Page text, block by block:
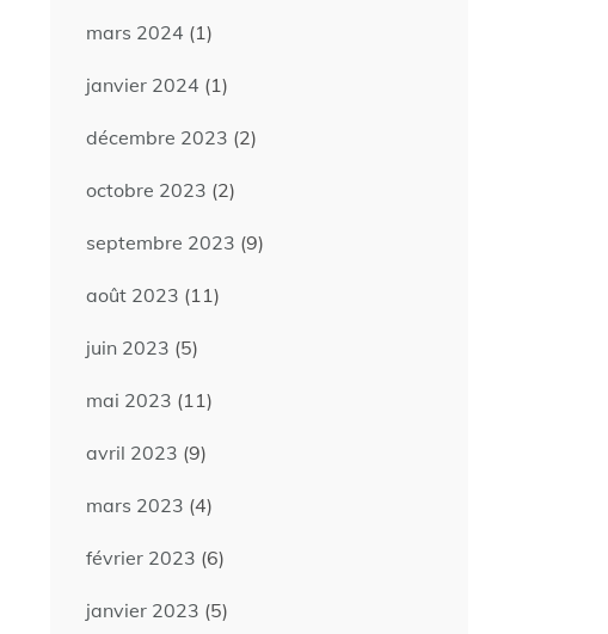
mars 2024 (1)
janvier 2024 (1)
décembre 2023 (2)
octobre 2023 (2)
septembre 2023 (9)
août 2023 (11)
juin 2023 (5)
mai 2023 (11)
avril 2023 (9)
mars 2023 (4)
février 2023 (6)
janvier 2023 (5)